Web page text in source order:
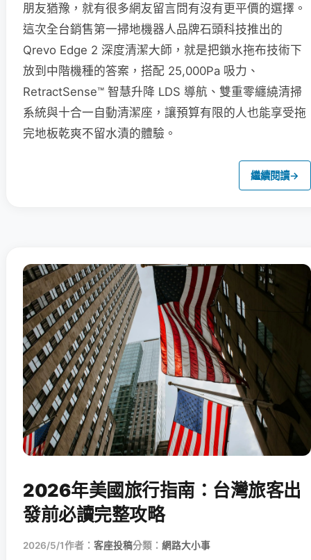
朋友猶豫，就有很多網友留言問有沒有更平價的選擇。
這次全台銷售第一掃地機器人品牌石頭科技推出的
Qrevo Edge 2 深度清潔大師，就是把鎖水拖布技術下
放到中階機種的答案，搭配 25,000Pa 吸力、
RetractSense™ 智慧升降 LDS 導航、雙重零纏繞清掃
系統與十合一自動清潔座，讓預算有限的人也能享受拖
完地板乾爽不留水漬的體驗。
繼續閱讀→
2026年美國旅行指南：台灣旅客出
發前必讀完整攻略
2026/5/1作者： 客座投稿分類： 網路大小事